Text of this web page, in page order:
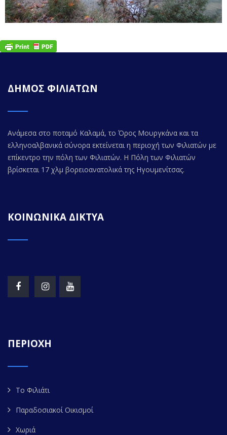
ΔΗΜΟΣ ΦΙΛΙΑΤΩΝ
Ανάμεσα στο ποταμό Καλαμά, το Όρος Μουργκάνα και τα
ελληνοαλβανικά σύνορα εκτείνεται η περιοχή των Φιλιατών με
επίκεντρο την πόλη των Φιλιατών. Η Πόλη των Φιλιατών
βρίσκεται 17 χλμ βορειοανατολικά της Ηγουμενίτσας.
ΚΟΙΝΩΝΙΚΑ ΔΙΚΤΥΑ
ΠΕΡΙΟΧΗ
Το Φιλιάτι
Παραδοσιακοί Οικισμοί
Χωριά